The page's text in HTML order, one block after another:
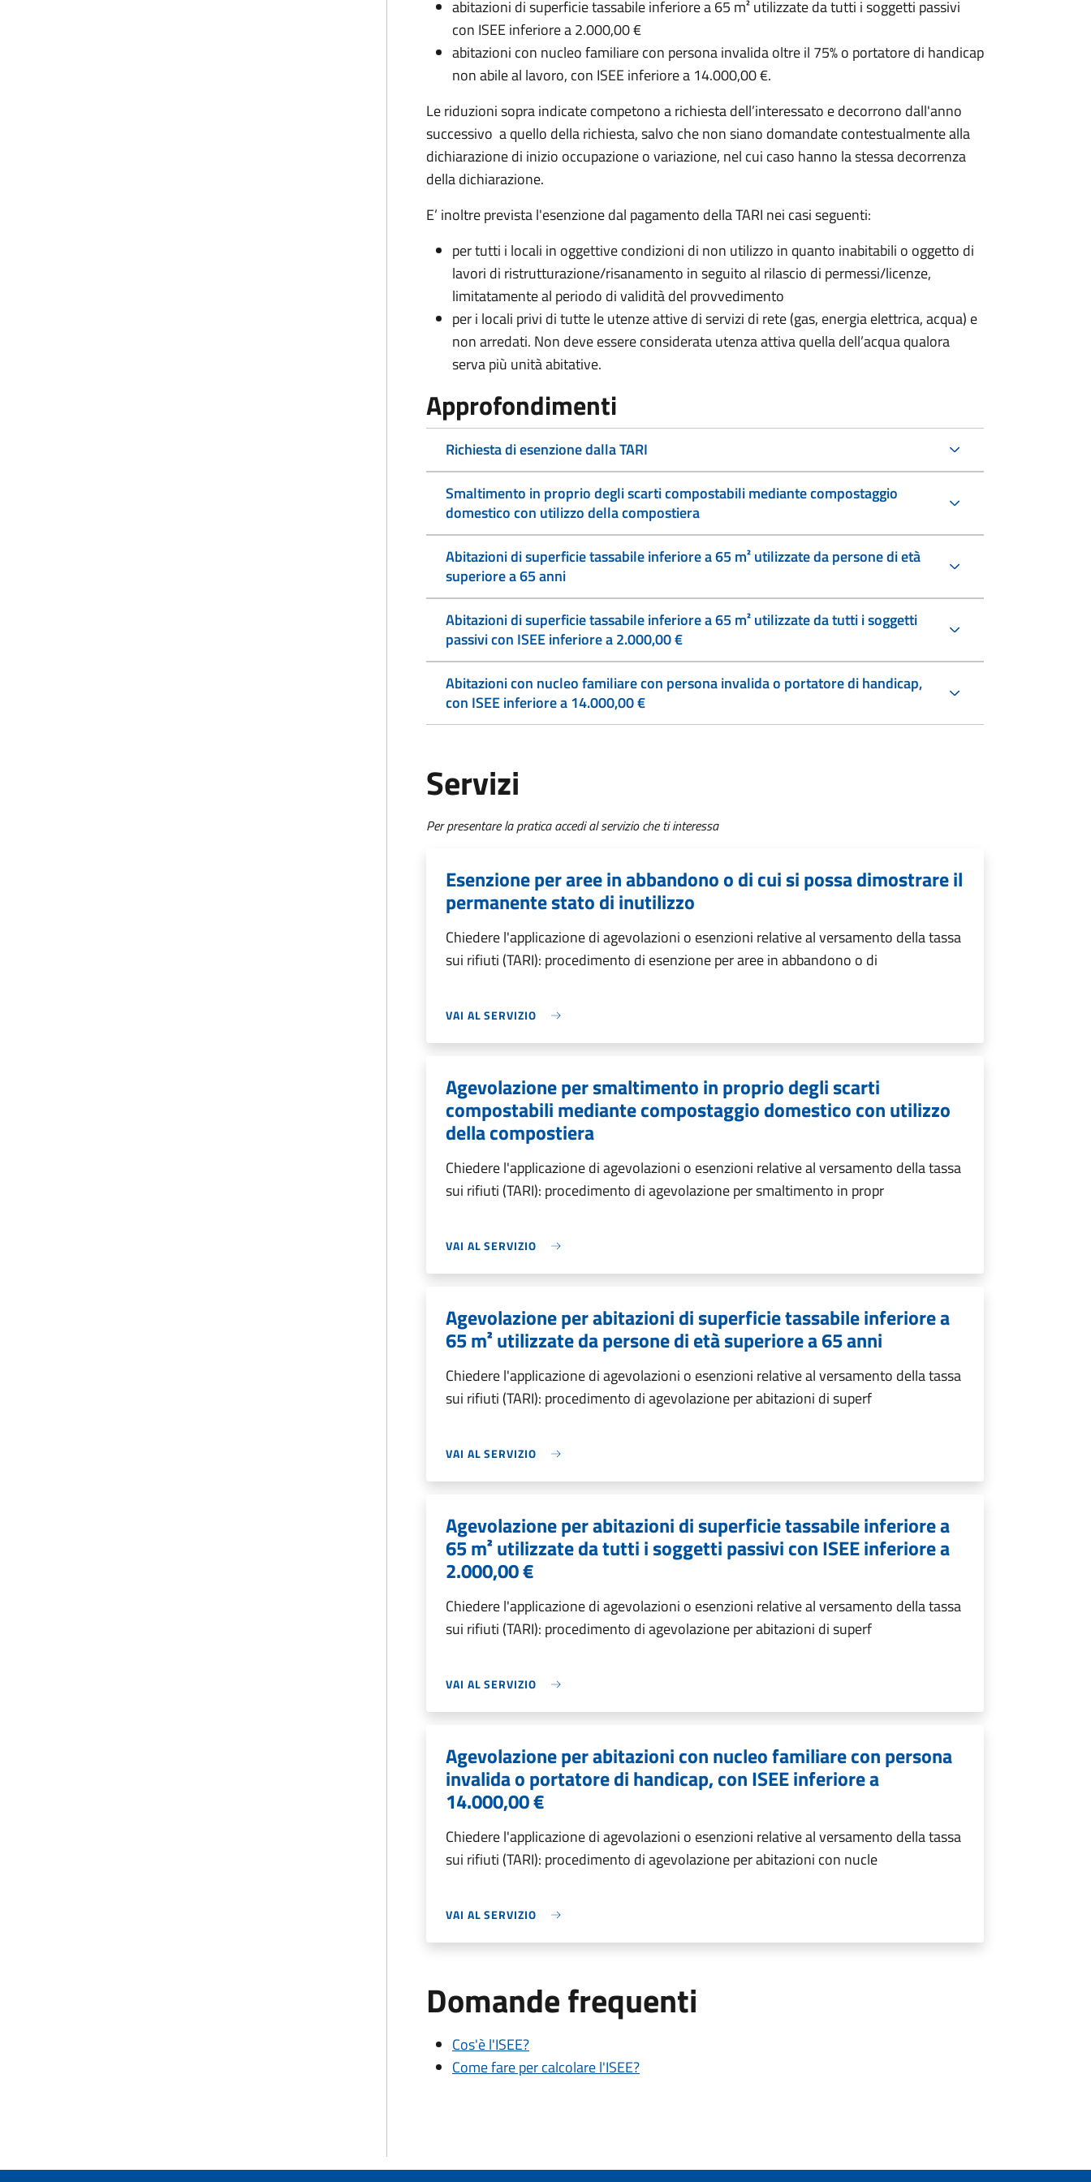
abitazioni di superficie tassabile inferiore a 65 m² utilizzate da tutti i soggetti passivi
con ISEE inferiore a 2.000,00 €
abitazioni con nucleo familiare con persona invalida oltre il 75% o portatore di handicap
non abile al lavoro, con ISEE inferiore a 14.000,00 €.
Le riduzioni sopra indicate competono a richiesta dell’interessato e decorrono dall'anno
successivo a quello della richiesta, salvo che non siano domandate contestualmente alla
dichiarazione di inizio occupazione o variazione, nel cui caso hanno la stessa decorrenza
della dichiarazione.
E’ inoltre prevista l'esenzione dal pagamento della TARI nei casi seguenti:
per tutti i locali in oggettive condizioni di non utilizzo in quanto inabitabili o oggetto di
lavori di ristrutturazione/risanamento in seguito al rilascio di permessi/licenze,
limitatamente al periodo di validità del provvedimento
per i locali privi di tutte le utenze attive di servizi di rete (gas, energia elettrica, acqua) e
non arredati. Non deve essere considerata utenza attiva quella dell’acqua qualora
serva più unità abitative.
Approfondimenti
Richiesta di esenzione dalla TARI
Smaltimento in proprio degli scarti compostabili mediante compostaggio
domestico con utilizzo della compostiera
Abitazioni di superficie tassabile inferiore a 65 m² utilizzate da persone di età
superiore a 65 anni
Abitazioni di superficie tassabile inferiore a 65 m² utilizzate da tutti i soggetti
passivi con ISEE inferiore a 2.000,00 €
Abitazioni con nucleo familiare con persona invalida o portatore di handicap,
con ISEE inferiore a 14.000,00 €
Servizi
Per presentare la pratica accedi al servizio che ti interessa
Esenzione per aree in abbandono o di cui si possa dimostrare il
permanente stato di inutilizzo
Chiedere l'applicazione di agevolazioni o esenzioni relative al versamento della tassa
sui rifiuti (TARI): procedimento di esenzione per aree in abbandono o di
VAI AL SERVIZIO
Agevolazione per smaltimento in proprio degli scarti
compostabili mediante compostaggio domestico con utilizzo
della compostiera
Chiedere l'applicazione di agevolazioni o esenzioni relative al versamento della tassa
sui rifiuti (TARI): procedimento di agevolazione per smaltimento in propr
VAI AL SERVIZIO
Agevolazione per abitazioni di superficie tassabile inferiore a
65 m² utilizzate da persone di età superiore a 65 anni
Chiedere l'applicazione di agevolazioni o esenzioni relative al versamento della tassa
sui rifiuti (TARI): procedimento di agevolazione per abitazioni di superf
VAI AL SERVIZIO
Agevolazione per abitazioni di superficie tassabile inferiore a
65 m² utilizzate da tutti i soggetti passivi con ISEE inferiore a
2.000,00 €
Chiedere l'applicazione di agevolazioni o esenzioni relative al versamento della tassa
sui rifiuti (TARI): procedimento di agevolazione per abitazioni di superf
VAI AL SERVIZIO
Agevolazione per abitazioni con nucleo familiare con persona
invalida o portatore di handicap, con ISEE inferiore a
14.000,00 €
Chiedere l'applicazione di agevolazioni o esenzioni relative al versamento della tassa
sui rifiuti (TARI): procedimento di agevolazione per abitazioni con nucle
VAI AL SERVIZIO
Domande frequenti
Cos'è l'ISEE?
Come fare per calcolare l'ISEE?